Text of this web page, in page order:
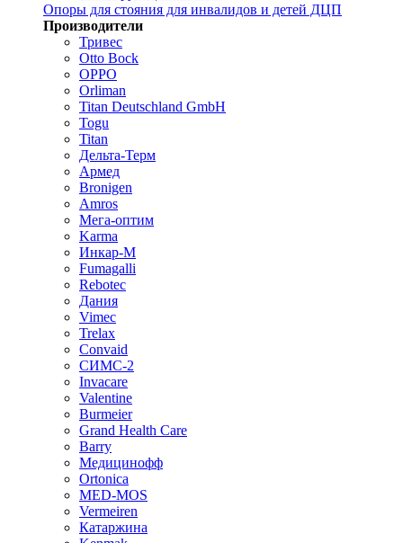
Опоры для стояния для инвалидов и детей ДЦП
Производители
Тривес
Otto Bock
OPPO
Orliman
Titan Deutschland GmbH
Togu
Titan
Дельта-Терм
Армед
Bronigen
Amros
Мега-оптим
Karma
Инкар-М
Fumagalli
Rebotec
Дания
Vimec
Trelax
Convaid
СИМС-2
Invacare
Valentine
Burmeier
Grand Health Care
Barry
Медицинофф
Ortonica
MED-MOS
Vermeiren
Катаржина